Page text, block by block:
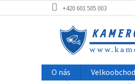
na
+420 601 505 003
O nás Velkoobchod